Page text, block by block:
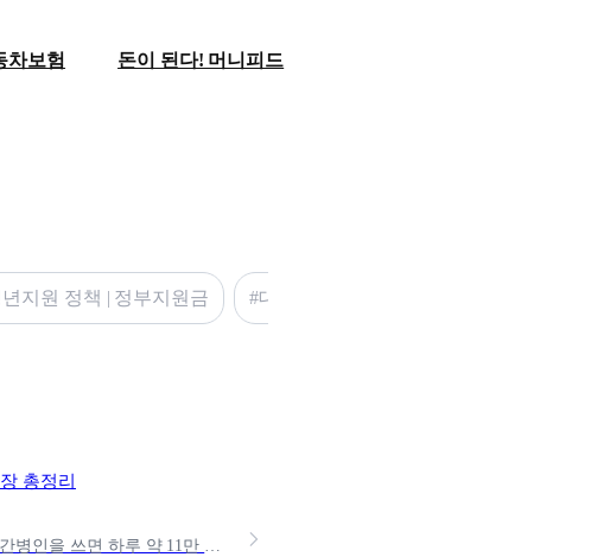
차보험 돈이 된다! 머니피드
지원 정책 | 정부지원금 #대출 갈아타기 고민이라면 | 대출 찾기
총정리